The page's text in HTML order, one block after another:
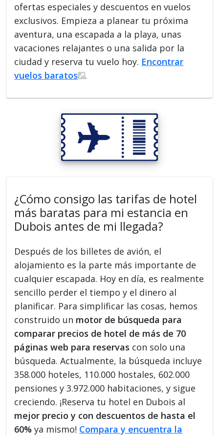
ofertas especiales y descuentos en vuelos
exclusivos. Empieza a planear tu próxima
aventura, una escapada a la playa, unas
vacaciones relajantes o una salida por la
ciudad y reserva tu vuelo hoy. Encontrar
vuelos baratos
.
¿Cómo consigo las tarifas de hotel
más baratas para mi estancia en
Dubois antes de mi llegada?
Después de los billetes de avión, el
alojamiento es la parte más importante de
cualquier escapada. Hoy en día, es realmente
sencillo perder el tiempo y el dinero al
planificar. Para simplificar las cosas, hemos
construido un motor de búsqueda para
comparar precios de hotel de más de 70
páginas web para reservas con solo una
búsqueda. Actualmente, la búsqueda incluye
358.000 hoteles, 110.000 hostales, 602.000
pensiones y 3.972.000 habitaciones, y sigue
creciendo. ¡Reserva tu hotel en Dubois al
mejor precio y con descuentos de hasta el
60% ya mismo! Compara y encuentra la